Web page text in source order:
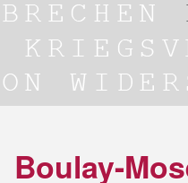
Boulay-